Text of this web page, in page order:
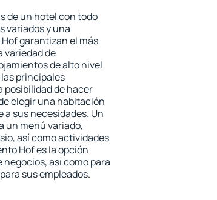
de un hotel con todo
variados y una
garantizan el más
variedad de
de alto nivel
principales
posibilidad de hacer
elegir una habitación
sus necesidades. Un
un menú variado,
así como actividades
Hof es la opción
así como para
sus empleados.